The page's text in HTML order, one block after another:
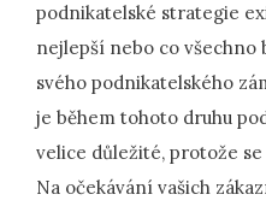
podnikatelské strategie
nejlepší nebo co všechno
svého podnikatelského
je během tohoto druhu
velice důležité, protože
Na očekávání vašich